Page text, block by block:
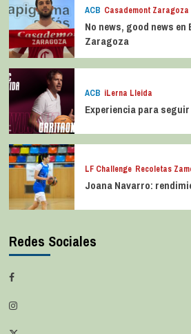
ACB Casademont Zaragoza
No news, good news en
Zaragoza
ACB iLerna Lleida
Experiencia para
LF Challenge Recoletas
Joana Navarro:
Redes Sociales